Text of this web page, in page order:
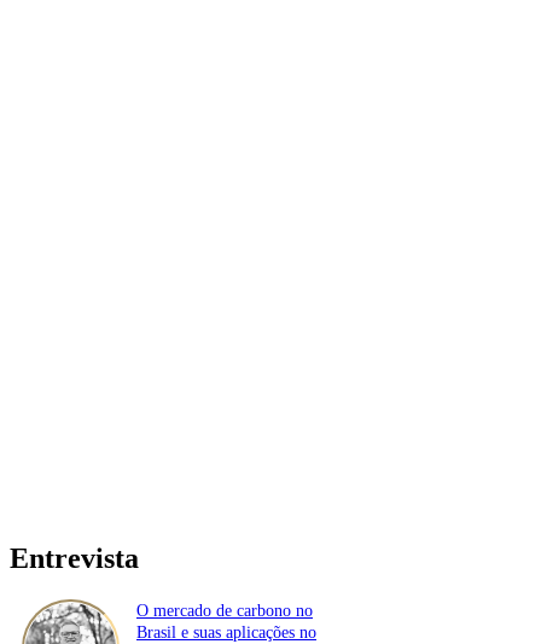
Entrevista
O mercado de carbono no
Brasil e suas aplicações no